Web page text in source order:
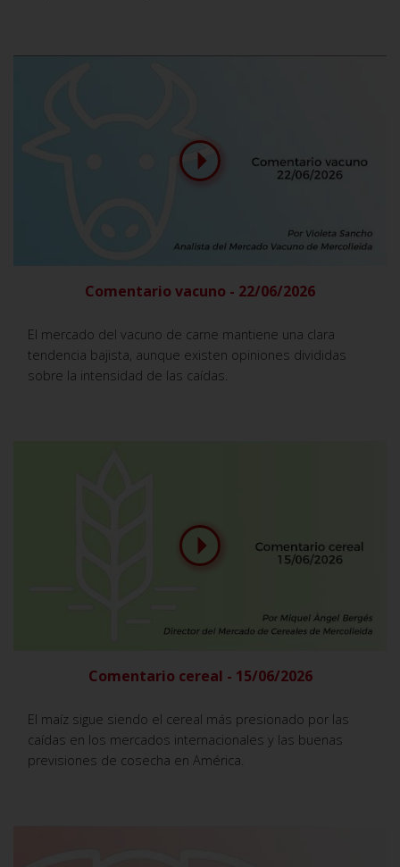
Comentario vacuno - 22/06/2026
El mercado del vacuno de carne mantiene una clara
tendencia bajista, aunque existen opiniones divididas
sobre la intensidad de las caídas.
Comentario cereal - 15/06/2026
El maíz sigue siendo el cereal más presionado por las
caídas en los mercados internacionales y las buenas
previsiones de cosecha en América.